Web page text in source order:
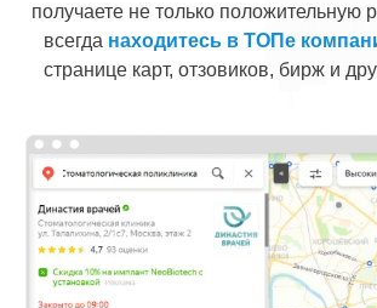
получаете не только положительную
всегда находитесь в ТОПе
странице карт, отзовиков, бирж и